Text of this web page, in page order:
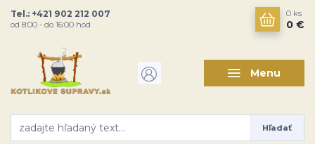
Menu
Hľadať
Tel.: +421 902 212 007
od 8:00 - do 16:00 hod
0 ks
0 €